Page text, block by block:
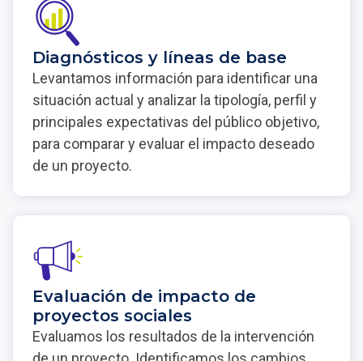
Diagnósticos y líneas de base
Levantamos información para identificar una
situación actual y analizar la tipología, perfil y
principales expectativas del público objetivo,
para comparar y evaluar el impacto deseado
de un proyecto.
Evaluación de impacto de
proyectos sociales
Evaluamos los resultados de la intervención